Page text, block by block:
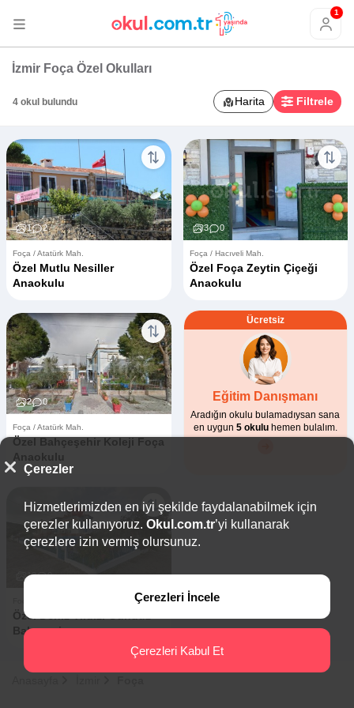
1
İzmir Foça Özel Okulları
4 okul bulundu Harita Filtrele
1 2
Foça / Atatürk Mah.
Özel Mutlu Nesiller
Anaokulu
3 0
Foça / Hacıveli Mah.
Özel Foça Zeytin Çiçeği
Anaokulu
2 0
Foça / Atatürk Mah.
Özel Bahçeşehir Koleji Foça
Anaokulu
Ücretsiz
Eğitim Danışmanı
Aradığın okulu bulamadıysan sana
en uygun 5 okuluhemen bulalım.
13 0
Özel Deniz Yıldızı Gündüz
Bakımevi
Çerezler
Hizmetlerimizden en iyi şekilde faydalanabilmek için
çerezler kullanıyoruz. Okul.com.tr’yi kullanarak
çerezlere izin vermiş olursunuz.
Çerezleri İncele
Çerezleri Kabul Et